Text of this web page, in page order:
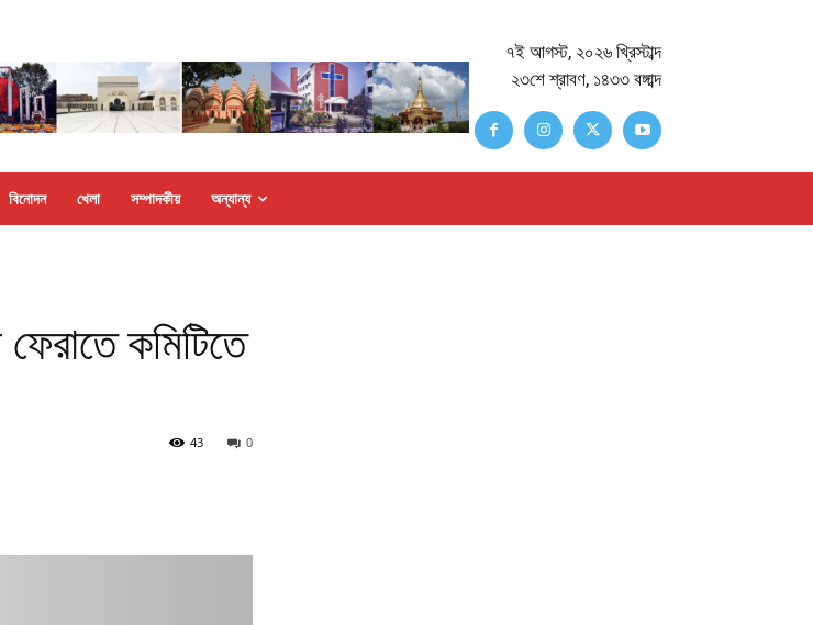
৭ই আগস্ট, ২০২৬ খ্রিস্টাব্দ
২৩শে শ্রাবণ, ১৪৩৩ বঙ্গাব্দ
বিনোদন খেলা সম্পাদকীয় অন্যান্য
কমিটিতে
0
43